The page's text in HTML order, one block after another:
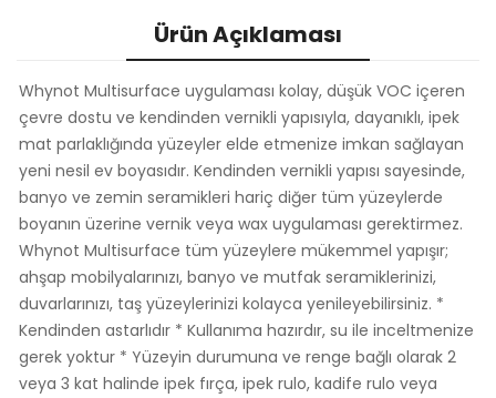
Ürün Açıklaması
Whynot Multisurface uygulaması kolay, düşük VOC içeren
çevre dostu ve kendinden vernikli yapısıyla, dayanıklı, ipek
mat parlaklığında yüzeyler elde etmenize imkan sağlayan
yeni nesil ev boyasıdır. Kendinden vernikli yapısı sayesinde,
banyo ve zemin seramikleri hariç diğer tüm yüzeylerde
boyanın üzerine vernik veya wax uygulaması gerektirmez.
Whynot Multisurface tüm yüzeylere mükemmel yapışır;
ahşap mobilyalarınızı, banyo ve mutfak seramiklerinizi,
duvarlarınızı, taş yüzeylerinizi kolayca yenileyebilirsiniz. *
Kendinden astarlıdır * Kullanıma hazırdır, su ile inceltmenize
gerek yoktur * Yüzeyin durumuna ve renge bağlı olarak 2
veya 3 kat halinde ipek fırça, ipek rulo, kadife rulo veya